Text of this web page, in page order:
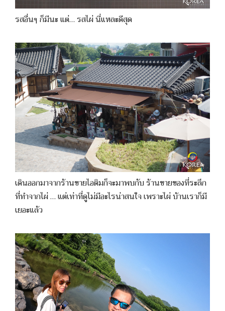
รสอื่นๆ ก็มีนะ แต่… รสไผ่ นี่แหละดีสุด
เดินออกมาจากร้านขายไอติมก็จะมาพบกับ ร้านขายของที่ระลึก
ที่ทำจากไผ่ … แต่เท่าที่ดูไม่มีอะไรน่าสนใจ เพราะไผ่ บ้านเราก็มี
เยอะแล้ว